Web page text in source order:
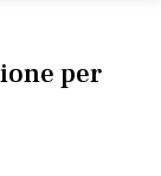
per